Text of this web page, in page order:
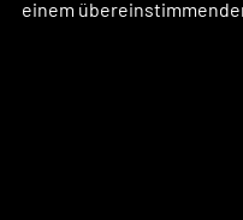
einem